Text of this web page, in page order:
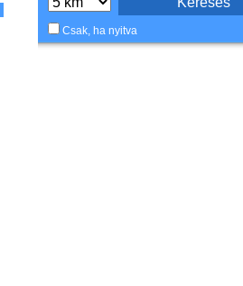
Csak, ha nyitva